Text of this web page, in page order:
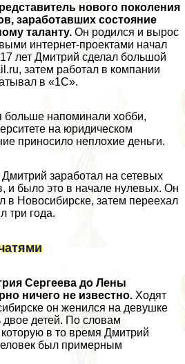
нового поколения
заработавших состояние
таланту. Он родился и вырос
интернет-проектами начал
лет Дмитрий сделал большой
затем работал в компании
в «1С».
больше напоминали хобби,
на юридическом
приносило неплохие деньги.
заработал на сетевых
и было это в начале нулевых. Он
в Новосибирске, затем переехал
три года.
Сергеева до Лены
ничего не известно. Ходят
он женился на дeвyшке
детей. По словам
в то время Дмитрий
был примерным